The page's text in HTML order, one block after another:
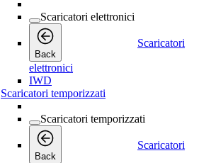
Scaricatori elettronici
Back
Scaricatori
elettronici
IWD
Scaricatori temporizzati
Scaricatori temporizzati
Back
Scaricatori